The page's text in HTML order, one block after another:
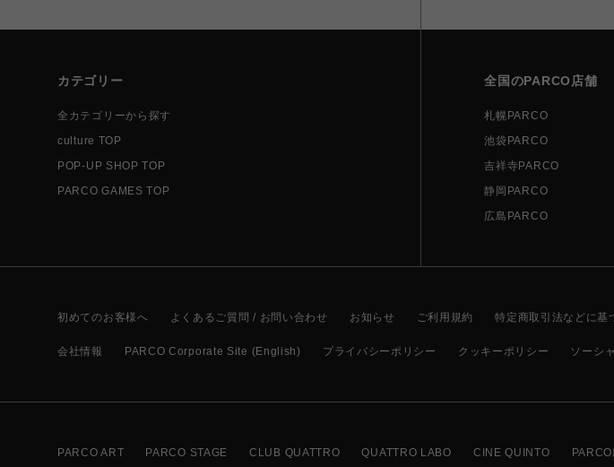
カテゴリー
全カテゴリーから探す
culture TOP
POP-UP SHOP TOP
PARCO GAMES TOP
全国のPARCO店舗
札幌PARCO
池袋PARCO
吉祥寺PARCO
静岡PARCO
広島PARCO
初めてのお客様へ よくあるご質問 / お問い合わせ お知らせ ご利用規約 特定商取引法などに基
会社情報 PARCO Corporate Site (English) プライバシーポリシー クッキーポリシー ソーシ
PARCO ART PARCO STAGE CLUB QUATTRO QUATTRO LABO CINE QUINTO PARCO